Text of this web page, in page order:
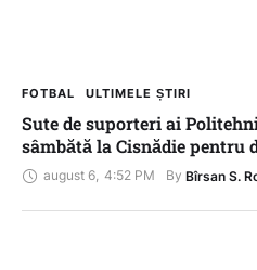
FOTBAL ULTIMELE ȘTIRI
Sute de suporteri ai
sâmbătă la Cisnădie pentru
august 6, 4:52 PM By Bîrsan S.